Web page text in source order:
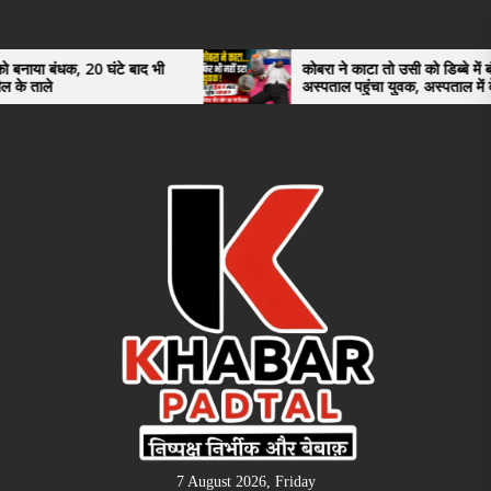
the
content
घंटे बाद भी
कोबरा ने काटा तो उसी को डिब्बे में बंद कर
अस्पताल पहुंचा युवक, अस्पताल में देखकर डॉक्टर
भी रह गए हैरान
7 August 2026, Friday